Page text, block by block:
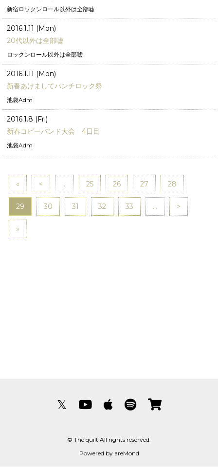
新宿ロックンロール以外は全部嘘
2016.1.11 (Mon)
20代以外は全部嘘
ロックンロール以外は全部嘘
2016.1.11 (Mon)
新春あけましてパンチロック祭
池袋Adm
2016.1.8 (Fri)
新春コピーバンド大会 4日目
池袋Adm
« < ... 25 26 27 28
29 30 31 32 33 ... >
»
𝕏
© The quilt All rights reserved.
Powered by areMond